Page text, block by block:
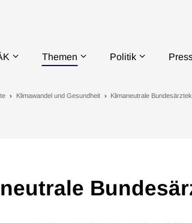
Themen Politik
Klimawandel und Gesundheit Klimaneutrale